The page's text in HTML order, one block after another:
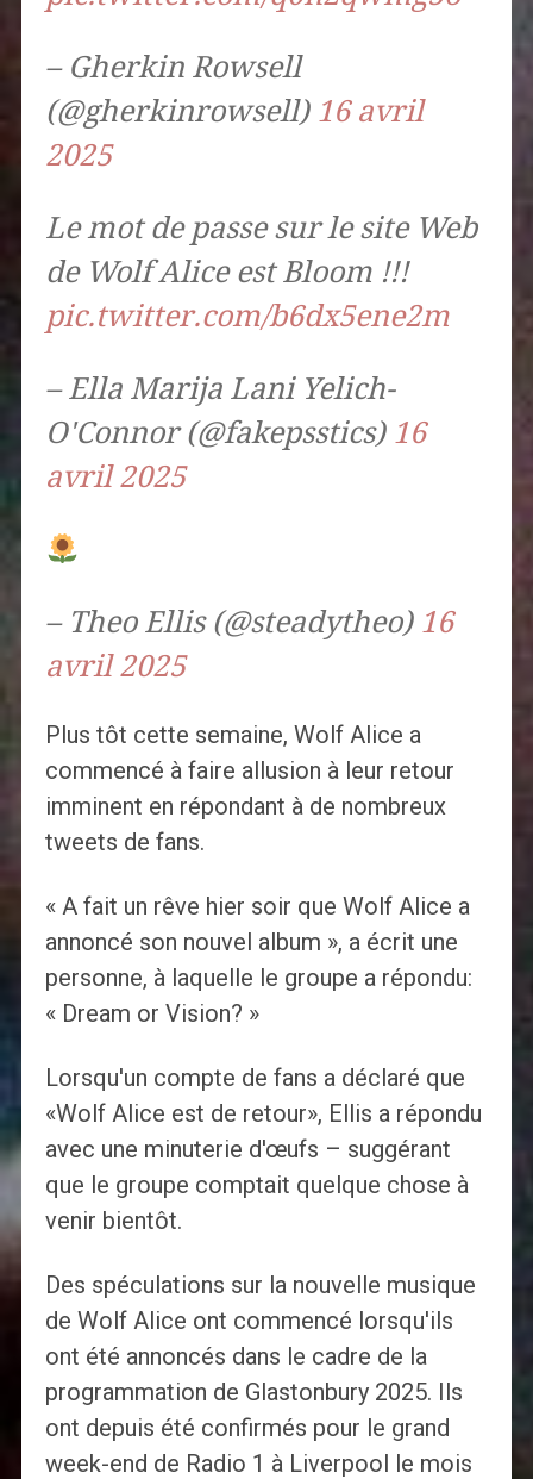
– Gherkin Rowsell
(@gherkinrowsell) 16 avril
2025
Le mot de passe sur le site Web
de Wolf Alice est Bloom !!!
pic.twitter.com/b6dx5ene2m
– Ella Marija Lani Yelich-
O'Connor (@fakepsstics) 16
avril 2025
– Theo Ellis (@steadytheo) 16
avril 2025
Plus tôt cette semaine, Wolf Alice a
commencé à faire allusion à leur retour
imminent en répondant à de nombreux
tweets de fans.
« A fait un rêve hier soir que Wolf Alice a
annoncé son nouvel album », a écrit une
personne, à laquelle le groupe a répondu:
« Dream or Vision? »
Lorsqu'un compte de fans a déclaré que
«Wolf Alice est de retour», Ellis a répondu
avec une minuterie d'œufs – suggérant
que le groupe comptait quelque chose à
venir bientôt.
Des spéculations sur la nouvelle musique
de Wolf Alice ont commencé lorsqu'ils
ont été annoncés dans le cadre de la
programmation de Glastonbury 2025. Ils
ont depuis été confirmés pour le grand
week-end de Radio 1 à Liverpool le mois